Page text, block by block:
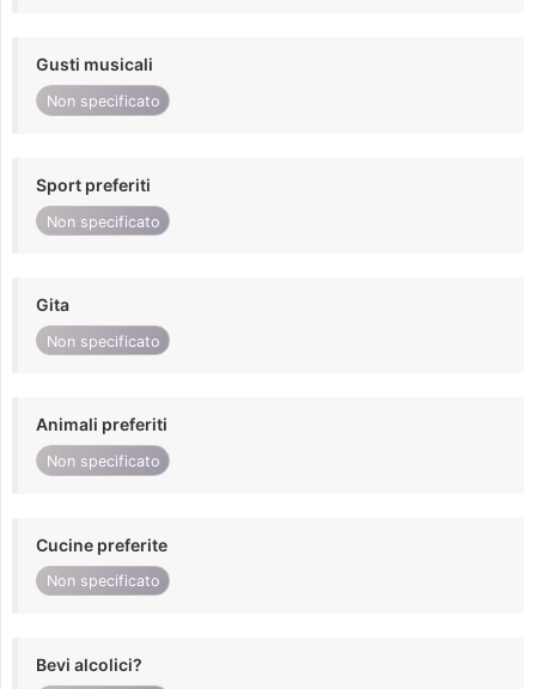
Gusti musicali
Non specificato
Sport preferiti
Non specificato
Gita
Non specificato
Animali preferiti
Non specificato
Cucine preferite
Non specificato
Bevi alcolici?